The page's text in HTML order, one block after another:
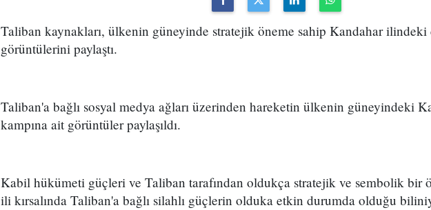
Taliban kaynakları, ülkenin güneyinde stratejik öneme sahip Kandahar ilindeki
görüntülerini paylaştı.
Taliban'a bağlı sosyal medya ağları üzerinden hareketin ülkenin güneyindeki
kampına ait görüntüler paylaşıldı.
Kabil hükümeti güçleri ve Taliban tarafından oldukça stratejik ve sembolik bir
ili kırsalında Taliban'a bağlı silahlı güçlerin olduka etkin durumda olduğu